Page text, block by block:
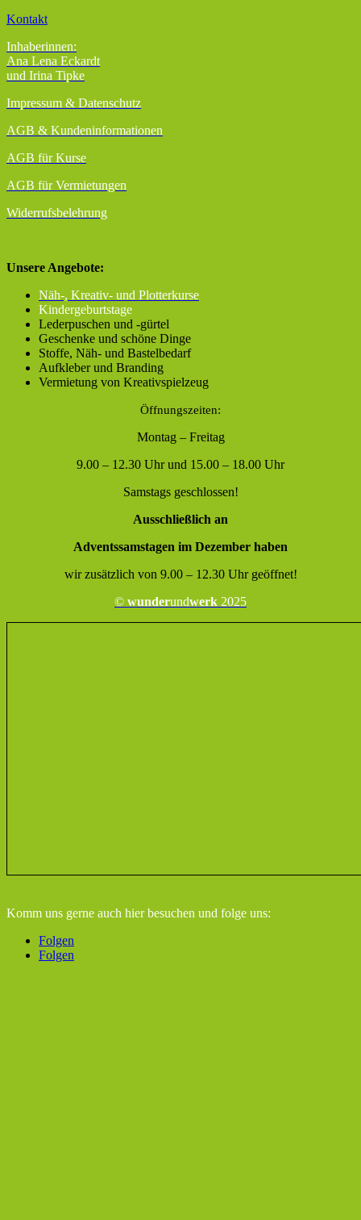
Kontakt
Inhaberinnen:
Ana Lena Eckardt
und Irina Tipke
Impressum & Datenschutz
AGB & Kundeninformationen
AGB für Kurse
AGB für Vermietungen
Widerrufsbelehrung
Unsere Angebote:
Näh-, Kreativ- und Plotterkurse
Kindergeburtstage
Lederpuschen und -gürtel
Geschenke und schöne Dinge
Stoffe, Näh- und Bastelbedarf
Aufkleber und Branding
Vermietung von Kreativspielzeug
Öffnungszeiten:
Montag – Freitag
9.00 – 12.30 Uhr und 15.00 – 18.00 Uhr
Samstags geschlossen!
Ausschließlich an
Adventssamstagen im Dezember haben
wir zusätzlich von 9.00 – 12.30 Uhr geöffnet!
© wunderundwerk 2025
Komm uns gerne auch hier besuchen und folge uns:
Folgen
Folgen